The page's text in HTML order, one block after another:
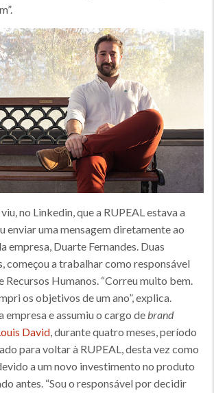
no Linkedin, que a RUPEAL estava a
enviar uma mensagem diretamente ao
empresa, Duarte Fernandes. Duas
começou a trabalhar como responsável
Recursos Humanos. “Correu muito bem.
os objetivos de um ano”, explica.
empresa e assumiu o cargo debrand
David, durante quatro meses, período
para voltar à RUPEAL, desta vez como
a um novo investimento no produto
antes. “Sou o responsável por decidir